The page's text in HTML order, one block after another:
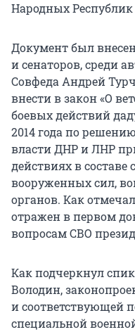
Народных Республик
Документ был
и сенаторов, среди
Совфеда Андрей
внести в закон «О
боевых действий
2014 года по
власти ДНР и ЛНР
действиях в
вооруженных сил,
органов. Как
отражен в первом
вопросам СВО
Как подчеркнул
Володин,
и соответствующей
специальной